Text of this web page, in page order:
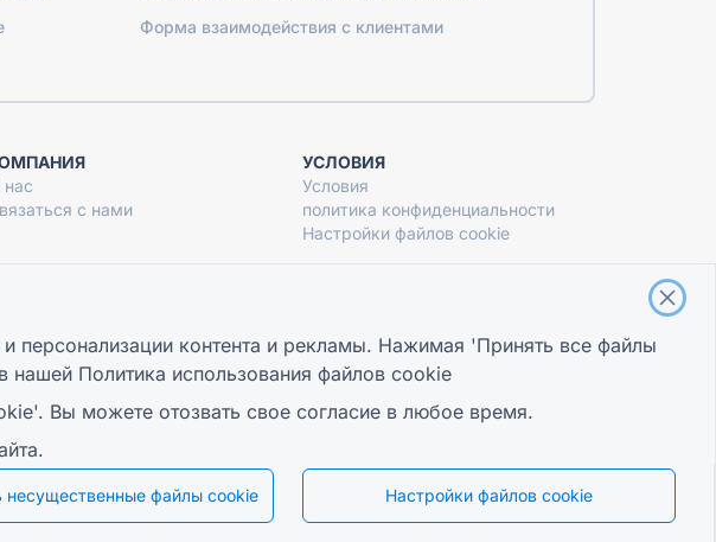
Форма взаимодействия с клиентами
с нами
УСЛОВИЯ
Условия
политика конфиденциальности
Настройки файлов cookie
reserved.
персонализации контента и рекламы. Нажимая 'Принять все файлы
нашей Политика использования файлов cookie
Вы можете отозвать свое согласие в любое время.
несущественные файлы cookie Настройки файлов cookie